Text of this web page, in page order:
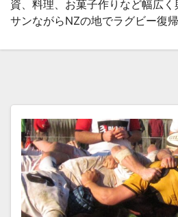
資、料理、お菓子作りなど幅広
サンながらNZの地でラグビー復帰